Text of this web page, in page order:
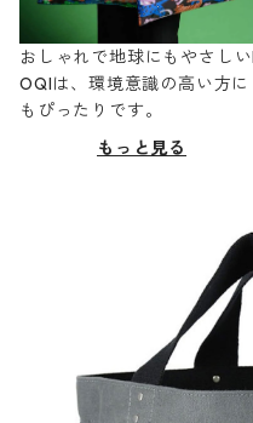
おしゃれで地球にもやさし
OQIは、環境意識の高い方に
もぴったりです。
もっと見る